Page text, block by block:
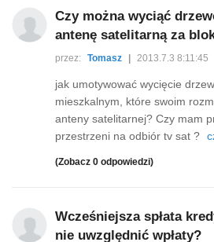
Czy można wyciąć
antenę satelitarną za
przez: Tomasz 2013.7.3 8:11:45
jak umotywować wycięcie
mieszkalnym, które swoim
anteny satelitarnej? Czy mam
przestrzeni na odbiór tv sat ?
(Zobacz 0 odpowiedzi)
Wcześniejsza spłata
nie uwzględnić wpłaty?